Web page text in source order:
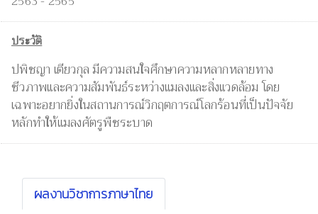
ประวัติ
ปพิชญา เตียวกุล มีความสนใจศึกษาความหลากหลายทาง
ชีวภาพและความสัมพันธ์ระหว่างแมลงและสิ่งแวดล้อม โดย
เฉพาะอยากยิ่งในสถานการณ์วิกฤตการณ์โลกร้อนที่เป็นปัจจัย
หลักทำให้แมลงศัตรูพืชระบาด
ผลงานวิชาการภาษาไทย